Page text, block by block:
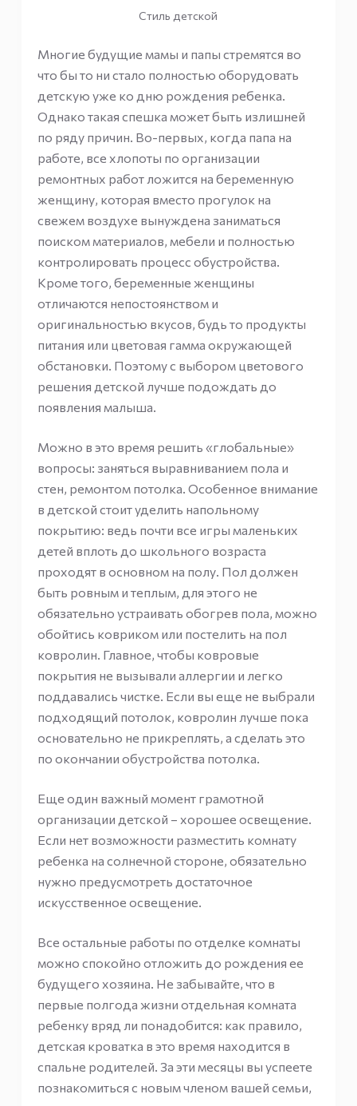
Стиль детской
Многие будущие мамы и папы стремятся во
что бы то ни стало полностью оборудовать
детскую уже ко дню рождения ребенка.
Однако такая спешка может быть излишней
по ряду причин. Во-первых, когда папа на
работе, все хлопоты по организации
ремонтных работ ложится на беременную
женщину, которая вместо прогулок на
свежем воздухе вынуждена заниматься
поиском материалов, мебели и полностью
контролировать процесс обустройства.
Кроме того, беременные женщины
отличаются непостоянством и
оригинальностью вкусов, будь то продукты
питания или цветовая гамма окружающей
обстановки. Поэтому с выбором цветового
решения детской лучше подождать до
появления малыша.
Можно в это время решить «глобальные»
вопросы: заняться выравниванием пола и
стен, ремонтом потолка. Особенное внимание
в детской стоит уделить напольному
покрытию: ведь почти все игры маленьких
детей вплоть до школьного возраста
проходят в основном на полу. Пол должен
быть ровным и теплым, для этого не
обязательно устраивать обогрев пола, можно
обойтись ковриком или постелить на пол
ковролин. Главное, чтобы ковровые
покрытия не вызывали аллергии и легко
поддавались чистке. Если вы еще не выбрали
подходящий потолок, ковролин лучше пока
основательно не прикреплять, а сделать это
по окончании обустройства потолка.
Еще один важный момент грамотной
организации детской – хорошее освещение.
Если нет возможности разместить комнату
ребенка на солнечной стороне, обязательно
нужно предусмотреть достаточное
искусственное освещение.
Все остальные работы по отделке комнаты
можно спокойно отложить до рождения ее
будущего хозяина. Не забывайте, что в
первые полгода жизни отдельная комната
ребенку вряд ли понадобится: как правило,
детская кроватка в это время находится в
спальне родителей. За эти месяцы вы успеете
познакомиться с новым членом вашей семьи,